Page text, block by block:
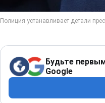
Будьте
Google